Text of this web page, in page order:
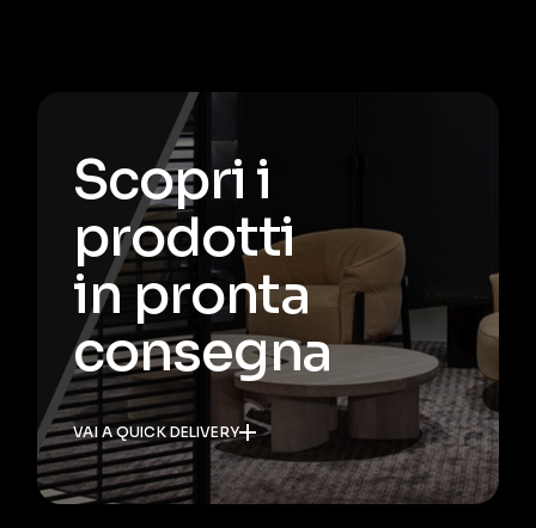
Scopri i
prodotti
in pronta
consegna
VAI A QUICK DELIVERY